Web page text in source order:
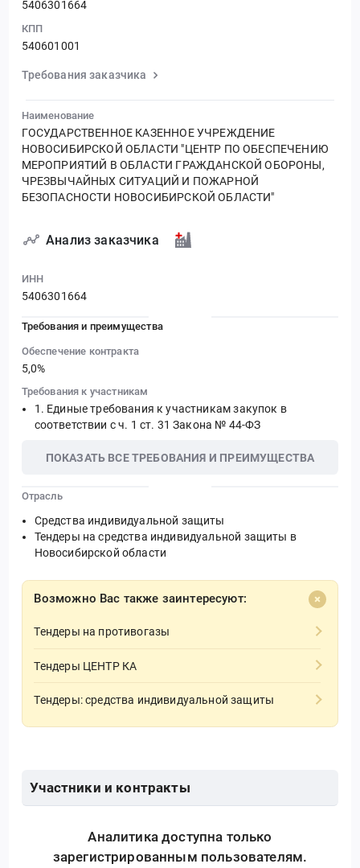
5406301664
КПП
540601001
Требования заказчика
Наименование
ГОСУДАРСТВЕННОЕ КАЗЕННОЕ УЧРЕЖДЕНИЕ
НОВОСИБИРСКОЙ ОБЛАСТИ "ЦЕНТР ПО ОБЕСПЕЧЕНИЮ
МЕРОПРИЯТИЙ В ОБЛАСТИ ГРАЖДАНСКОЙ ОБОРОНЫ,
ЧРЕЗВЫЧАЙНЫХ СИТУАЦИЙ И ПОЖАРНОЙ
БЕЗОПАСНОСТИ НОВОСИБИРСКОЙ ОБЛАСТИ"
Анализ заказчика
ИНН
5406301664
Требования и преимущества
Обеспечение контракта
5,0%
Требования к участникам
Единые требования к участникам закупок в
соответствии с ч. 1 ст. 31 Закона № 44-ФЗ
ПОКАЗАТЬ ВСЕ ТРЕБОВАНИЯ И ПРЕИМУЩЕСТВА
Отрасль
Средства индивидуальной защиты
Тендеры на средства индивидуальной защиты в
Новосибирской области
Возможно Вас также заинтересуют:
Тендеры на противогазы
Тендеры ЦЕНТР КА
Тендеры: средства индивидуальной защиты
Участники и контракты
Аналитика доступна только
зарегистрированным пользователям.